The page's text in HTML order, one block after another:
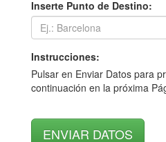
Inserte Punto de Destino:
Instrucciones:
Pulsar en Enviar Datos para
continuación en la próxima